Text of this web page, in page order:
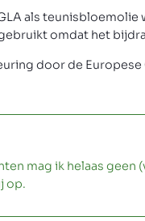
als teunisbloemolie
omdat het
door de Europese
mag ik helaas
op.